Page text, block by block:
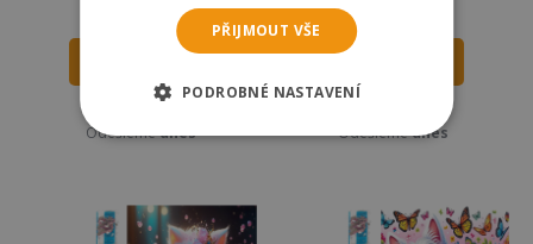
195 Kč
Odešlemednes
149 Kč
Odešlemednes
PŘIJMOUT VŠE
PODROBNÉ NASTAVENÍ